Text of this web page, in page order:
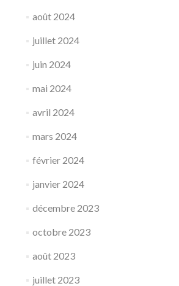
août 2024
juillet 2024
juin 2024
mai 2024
avril 2024
mars 2024
février 2024
janvier 2024
décembre 2023
octobre 2023
août 2023
juillet 2023